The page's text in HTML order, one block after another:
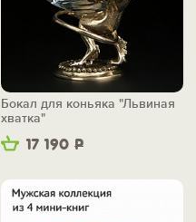
17 190 Р
Бокал для коньяка "Львиная
хватка"